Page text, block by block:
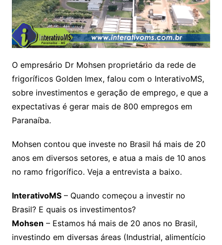
O empresário Dr Mohsen proprietário da rede de
frigoríficos Golden Imex, falou com o InterativoMS,
sobre investimentos e geração de emprego, e que a
expectativas é gerar mais de 800 empregos em
Paranaíba.
Mohsen contou que investe no Brasil há mais de 20
anos em diversos setores, e atua a mais de 10 anos
no ramo frigorífico. Veja a entrevista a baixo.
InterativoMS– Quando começou a investir no
Brasil? E quais os investimentos?
Mohsen – Estamos há mais de 20 anos no Brasil,
investindo em diversas áreas (Industrial, alimentício